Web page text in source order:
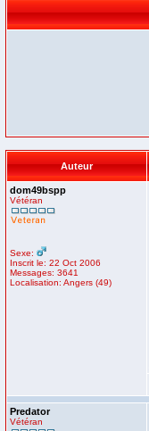
Auteur
dom49bspp
Vétéran
Sexe:
Inscrit le: 22 Oct 2006
Messages: 3641
Localisation: Angers (49)
Predator
Vétéran